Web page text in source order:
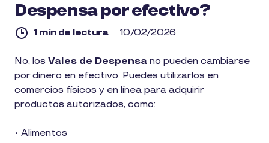
Despensa por efectivo?
1 min de lectura 10/02/2026
1
min
de
lectura
No, los Vales de Despensa no pueden cambiarse
por dinero en efectivo. Puedes utilizarlos en
comercios físicos y en línea para adquirir
productos autorizados, como:
• Alimentos